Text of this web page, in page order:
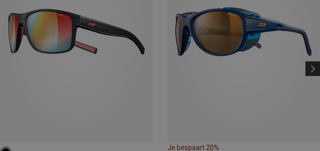
Je bespaart 20%